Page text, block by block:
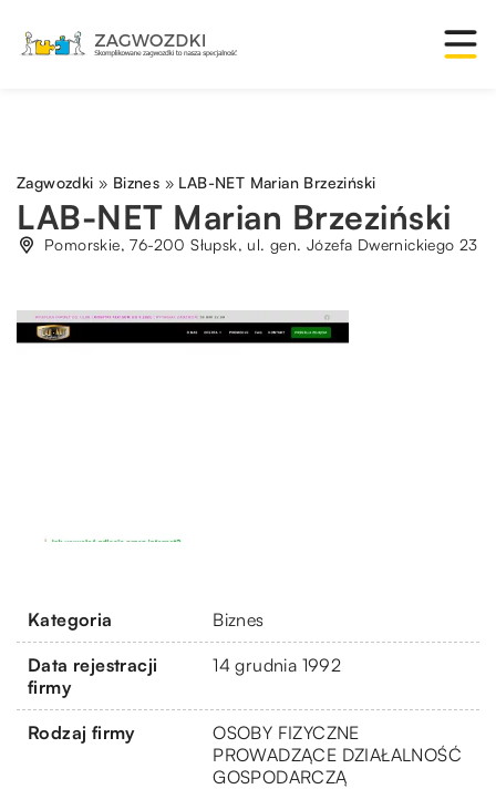
Zagwozdki » Biznes » LAB-NET Marian Brzeziński
LAB-NET Marian Brzeziński
Pomorskie, 76-200 Słupsk, ul. gen. Józefa Dwernickiego 23
Kategoria Biznes
Data rejestracji
firmy
14 grudnia 1992
Rodzaj firmy
OSOBY FIZYCZNE
PROWADZĄCE DZIAŁALNOŚĆ
GOSPODARCZĄ